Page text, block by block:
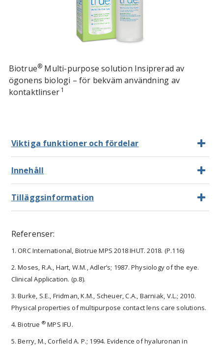
Biotrue® Multi-purpose solution Insiprerad av
ögonens biologi – för bekväm användning av
kontaktlinser 1
Viktiga funktioner och fördelar
Innehåll
Tilläggsinformation
Referenser:
1. ORC International, Biotrue MPS 2018 IHUT. 2018. (P.116)
2. Moses, R.A., Hart, W.M., Adler’s; 1987. Physiology of the eye.
Clinical Application. (p.8).
3. Burke, S.E., Fridman, K.M., Scheuer, C.A., Barniak, V.L.; 2010.
Physical properties of multipurpose contact lens care solutions.
4. Biotrue ®MPS IFU.
5. Berry, M., Corfield A. P.; 1994. Evidence of hyaluronan in